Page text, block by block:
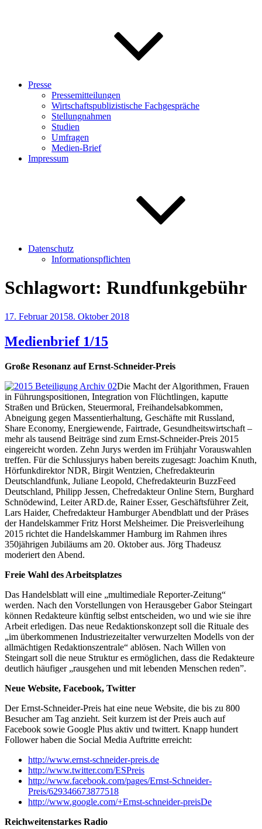
Presse
Pressemitteilungen
Wirtschaftspublizistische Fachgespräche
Stellungnahmen
Studien
Umfragen
Medien-Brief
Impressum
Datenschutz
Informationspflichten
Schlagwort: Rundfunkgebühr
Veröffentlicht
17. Februar 20158. Oktober 2018
Medienbrief 1/15
Große Resonanz auf Ernst-Schneider-Preis
Die Macht der Algorithmen, Frauen
in Führungspositionen, Integration von Flüchtlingen, kaputte
Straßen und Brücken, Steuermoral, Freihandelsabkommen,
Abneigung gegen Massentierhaltung, Geschäfte mit Russland,
Share Economy, Energiewende, Fairtrade, Gesundheitswirtschaft –
mehr als tausend Beiträge sind zum Ernst-Schneider-Preis 2015
eingereicht worden. Zehn Jurys werden im Frühjahr Vorauswahlen
treffen. Für die Schlussjurys haben bereits zugesagt: Joachim Knuth,
Hörfunkdirektor NDR, Birgit Wentzien, Chefredakteurin
Deutschlandfunk, Juliane Leopold, Chefredakteurin BuzzFeed
Deutschland, Philipp Jessen, Chefredakteur Online Stern, Burghard
Schnödewind, Leiter ARD.de, Rainer Esser, Geschäftsführer Zeit,
Lars Haider, Chefredakteur Hamburger Abendblatt und der Präses
der Handelskammer Fritz Horst Melsheimer. Die Preisverleihung
2015 richtet die Handelskammer Hamburg im Rahmen ihres
350jährigen Jubiläums am 20. Oktober aus. Jörg Thadeusz
moderiert den Abend.
Freie Wahl des Arbeitsplatzes
Das Handelsblatt will eine „multimediale Reporter-Zeitung“
werden. Nach den Vorstellungen von Herausgeber Gabor Steingart
können Redakteure künftig selbst entscheiden, wo und wie sie ihre
Arbeit erledigen. Das neue Redaktionskonzept soll die Rituale des
„im überkommenen Industriezeitalter verwurzelten Modells von der
allmächtigen Redaktionszentrale“ ablösen. Nach Willen von
Steingart soll die neue Struktur es ermöglichen, dass die Redakteure
deutlich häufiger „rausgehen und mit lebenden Menschen reden”.
Neue Website, Facebook, Twitter
Der Ernst-Schneider-Preis hat eine neue Website, die bis zu 800
Besucher am Tag anzieht. Seit kurzem ist der Preis auch auf
Facebook sowie Google Plus aktiv und twittert. Knapp hundert
Follower haben die Social Media Auftritte erreicht:
http://www.ernst-schneider-preis.de
http://www.twitter.com/ESPreis
http://www.facebook.com/pages/Ernst-Schneider-
Preis/629346673877518
http://www.google.com/+Ernst-schneider-preisDe
Reichweitenstarkes Radio